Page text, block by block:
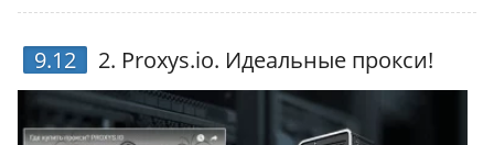
9.12 2. Proxys.io. Идеальные прокси!